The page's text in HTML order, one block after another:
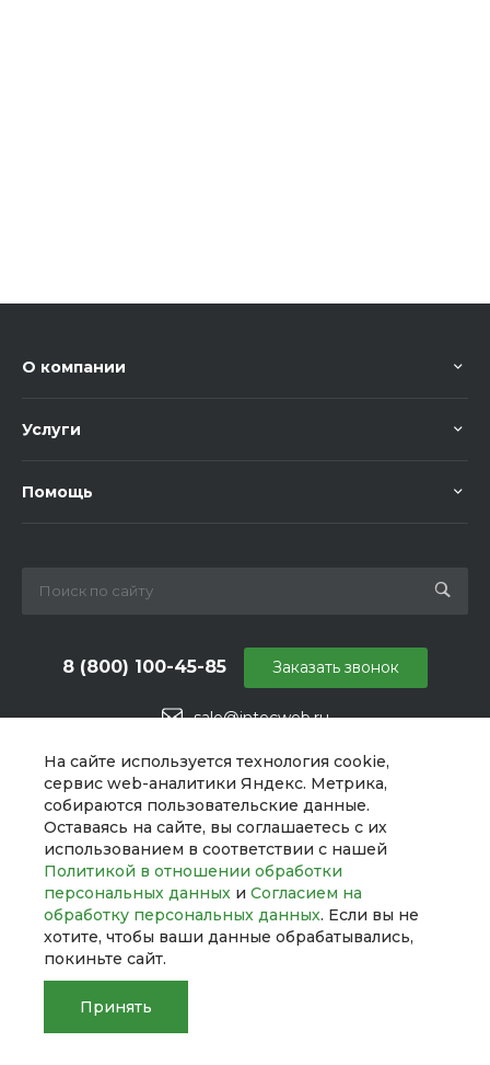
На сайте используется технология cookie,
сервис web-аналитики Яндекс. Метрика,
собираются пользовательские данные.
Оставаясь на сайте, вы соглашаетесь с их
использованием в соответствии с нашей
Политикой в отношении обработки
персональных данных и Согласием на
обработку персональных данных. Если вы не
хотите, чтобы ваши данные обрабатывались,
покиньте сайт.
Принять
О компании
Услуги
Помощь
sale@intecweb.ru
8 (800) 100-45-85
г. Челябинск, ул. Свободы, д. 93, оф. 6
Заказать звонок
© 2026 UNIBox, Все права защищены